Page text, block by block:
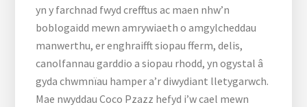
yn y farchnad fwyd crefftus ac maen nhw’n
boblogaidd mewn amrywiaeth o amgylcheddau
manwerthu, er enghraifft siopau fferm, delis,
canolfannau garddio a siopau rhodd, yn ogystal â
gyda chwmnïau hamper a’r diwydiant lletygarwch.
Mae nwyddau Coco Pzazz hefyd i’w cael mewn